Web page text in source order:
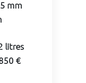
mm
litres
€